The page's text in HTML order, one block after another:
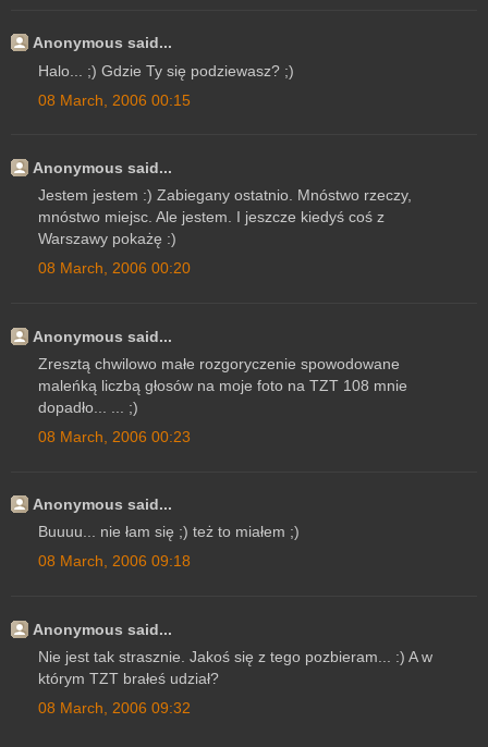
Anonymous said...
Halo... ;) Gdzie Ty się podziewasz? ;)
08 March, 2006 00:15
Anonymous said...
Jestem jestem :) Zabiegany ostatnio. Mnóstwo rzeczy,
mnóstwo miejsc. Ale jestem. I jeszcze kiedyś coś z
Warszawy pokażę :)
08 March, 2006 00:20
Anonymous said...
Zresztą chwilowo małe rozgoryczenie spowodowane
maleńką liczbą głosów na moje foto na TZT 108 mnie
dopadło... ... ;)
08 March, 2006 00:23
Anonymous said...
Buuuu... nie łam się ;) też to miałem ;)
08 March, 2006 09:18
Anonymous said...
Nie jest tak strasznie. Jakoś się z tego pozbieram... :) A w
którym TZT brałeś udział?
08 March, 2006 09:32